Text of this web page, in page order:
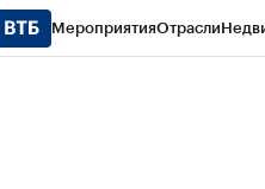
МероприятияОтрасли